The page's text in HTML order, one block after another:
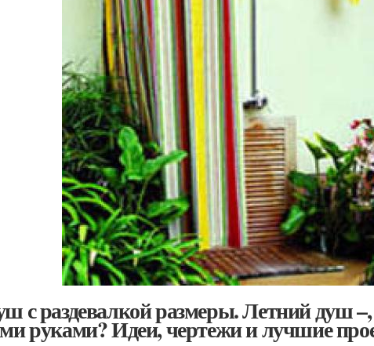
с раздевалкой размеры. Летний душ
руками? Идеи, чертежи и лучшие